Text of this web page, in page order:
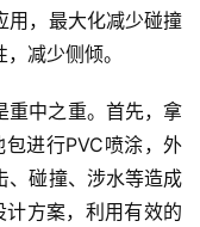
用，最大化减少碰撞
减少侧倾。
重中之重。首先，拿
进行PVC喷涂，外
、碰撞、涉水等造成
方案，利用有效的